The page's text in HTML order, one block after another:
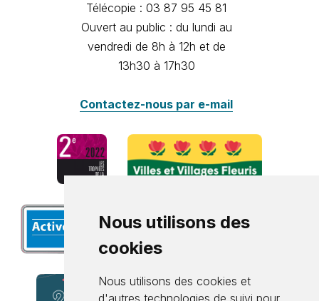
Nous utilisons des
cookies
Nous utilisons des cookies et
d'autres technologies de suivi pour
Télécopie : 03 87 95 45 81
Ouvert au public : du lundi au
vendredi de 8h à 12h et de
13h30 à 17h30
Contactez-nous par e-mail